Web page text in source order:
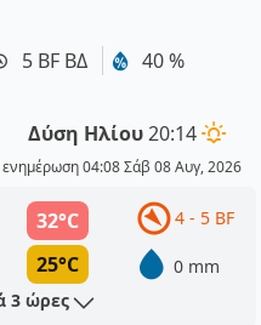
5 BF ΒΔ 40 %
Δύση Ηλίου20:14
ενημέρωση 04:08 Σάβ 08 Αυγ, 2026
32°C
25°C
4 - 5 BF
0 mm
3 ώρες